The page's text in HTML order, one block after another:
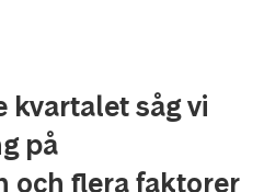
kvartalet såg vi
på
och flera faktorer